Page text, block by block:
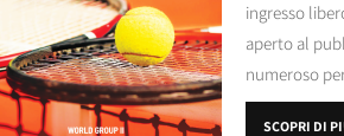
ingresso
aperto al
numeroso
SCOPRI DI